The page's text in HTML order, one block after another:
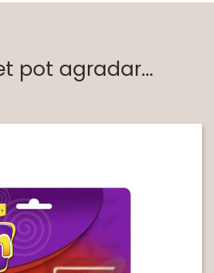
pot agradar...